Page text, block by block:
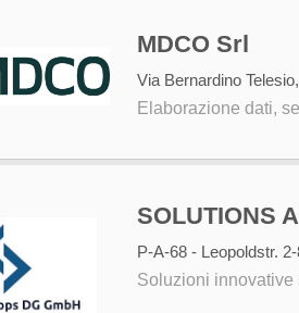
MDCO Srl
Via Bernardino
Elaborazione dati,
SOLUTIONS
P-A-68 - Leopoldstr.
Soluzioni innovative